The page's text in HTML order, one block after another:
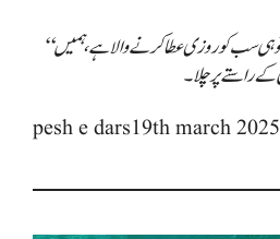
“یا اللہ! ہم تجھ سے مدد چاہتے ہیں، تو ہی سب کو روزی عطا کرنے والا ہے، ہمیں
pesh e dars19th march 2025